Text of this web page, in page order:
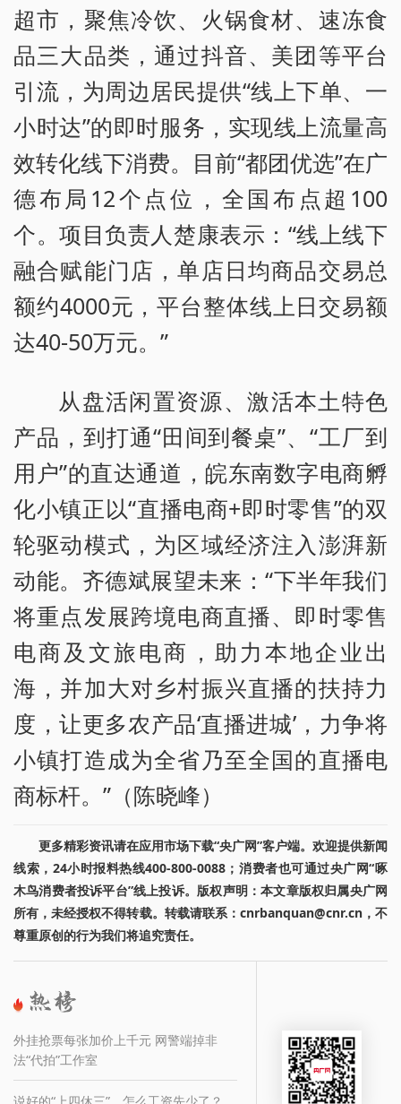
超市，聚焦冷饮、火锅食材、速冻食
品三大品类，通过抖音、美团等平台
引流，为周边居民提供“线上下单、一
小时达”的即时服务，实现线上流量高
效转化线下消费。目前“都团优选”在广
德布局12个点位，全国布点超100
个。项目负责人楚康表示：“线上线下
融合赋能门店，单店日均商品交易总
额约4000元，平台整体线上日交易额
达40-50万元。”
从盘活闲置资源、激活本土特色
产品，到打通“田间到餐桌”、“工厂到
用户”的直达通道，皖东南数字电商孵
化小镇正以“直播电商+即时零售”的双
轮驱动模式，为区域经济注入澎湃新
动能。齐德斌展望未来：“下半年我们
将重点发展跨境电商直播、即时零售
电商及文旅电商，助力本地企业出
海，并加大对乡村振兴直播的扶持力
度，让更多农产品‘直播进城’，力争将
小镇打造成为全省乃至全国的直播电
商标杆。”（陈晓峰）
更多精彩资讯请在应用市场下载“央广网”客户端。欢迎提供新闻
线索，24小时报料热线400-800-0088；消费者也可通过央广网“啄
木鸟消费者投诉平台”线上投诉。版权声明：本文章版权归属央广网
所有，未经授权不得转载。转载请联系：cnrbanquan@cnr.cn，不
尊重原创的行为我们将追究责任。
外挂抢票每张加价上千元 网警端掉非
法“代拍”工作室
说好的“上四休三”，怎么工资先少了？